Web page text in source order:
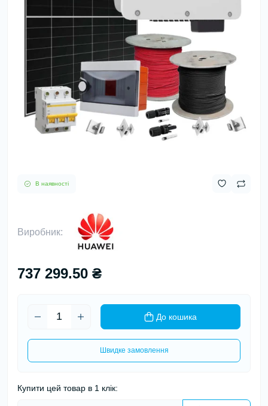
В наявності
Виробник:
737 299.50 ₴
До кошика
Швидке замовлення
Купити цей товар в 1 клік: